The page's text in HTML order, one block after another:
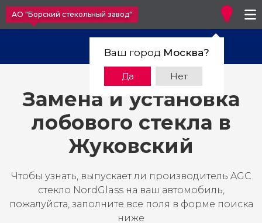
АО "Борский стекольный завод"
Ваш город Москва?
Да Нет
Замена и установка
лобового стекла в
Жуковский
Чтобы узнать, выпускает ли производитель AGC
стекло NordGlass на ваш автомобиль,
пожалуйста, заполните все поля в форме поиска
ниже